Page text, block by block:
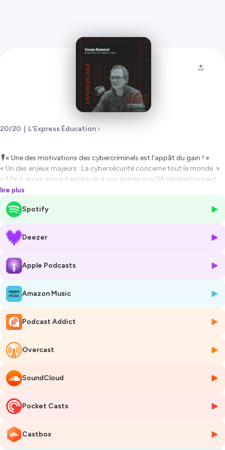
20/20｜L'Express Éducation
🎙️ « Une des motivations des cybercriminels est l'appât du gain ! »
« Un des enjeux majeurs : La cybersécurité concerne tout le monde. »
« Il faut qu'on arrive à expliquer à nos jeunes que l'IA générative peut
halluciner. »
« Les deux transformations majeures de notre époque : la
transformation numérique et la transition écologique. »
🎤 Au micro de Philippine Dolbeau dans 20/20, Yann Bonnet, Directeur
Général Délégué du Campus Cyber.
Aujourd’hui, nous recevons Yann Bonnet, Directeur Général Délégué du
Campus Cyber…
Pour une plongée au cœur des sujets qui façonnent notre avenir :
cybersécurité, intelligence artificielle, souveraineté numérique, et bien
France et en Europe, à la croisée des chemins entre technologie,
politique publique et éducation. Directeur général délégué du Campus
Cyber, Yann est également reconnu pour son rôle dans l’élaboration
de stratégies nationales et européennes sur des sujets comme
l’intelligence artificielle et la cybersécurité. En parallèle, il transmet sa
passion et son expertise à Sciences Po Paris, où il forme les leaders de
demain.
Yann est notre invité aujourd’hui.
🎧 Bonne écoute !
pas à nous contacter sur nos réseaux sociaux @L'Express Éducation
✍️LinkedIn
lire plus
Spotify
Deezer
Apple Podcasts
Amazon Music
Podcast Addict
Overcast
SoundCloud
Pocket Casts
Castbox